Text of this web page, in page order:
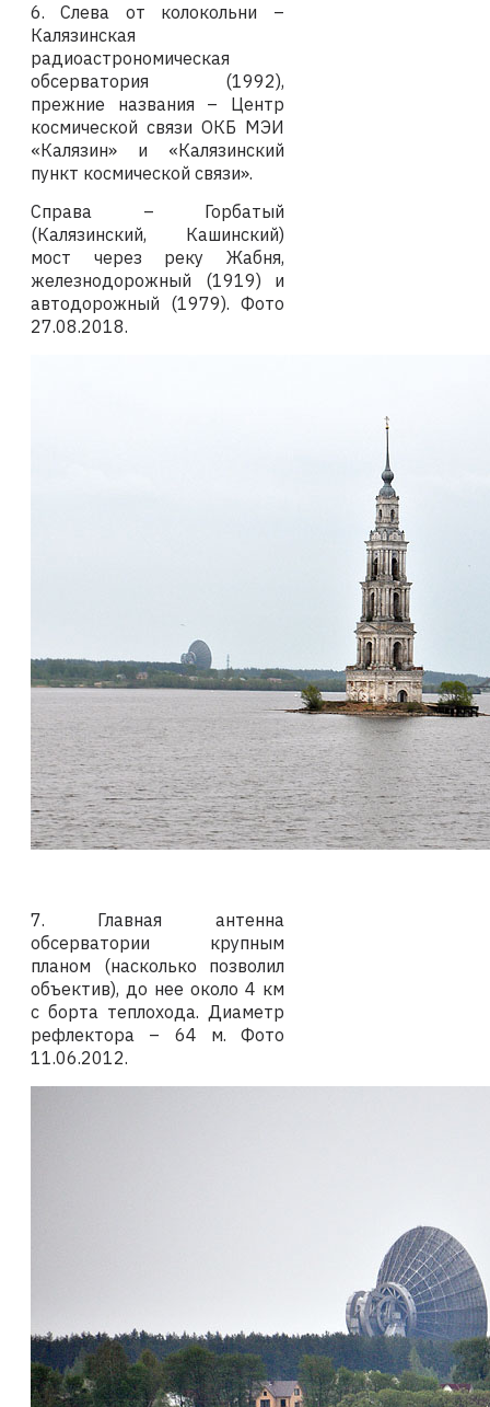
6. Слева от колокольни –
Калязинская
радиоастрономическая
обсерватория (1992),
прежние названия – Центр
космической связи ОКБ МЭИ
«Калязин» и «Калязинский
пункт космической связи».
Справа – Горбатый
(Калязинский, Кашинский)
мост через реку Жабня,
железнодорожный (1919) и
автодорожный (1979). Фото
27.08.2018.
7. Главная антенна
обсерватории крупным
планом (насколько позволил
объектив), до нее около 4 км
с борта теплохода. Диаметр
рефлектора – 64 м. Фото
11.06.2012.